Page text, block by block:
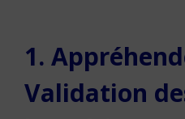
1.
Validation